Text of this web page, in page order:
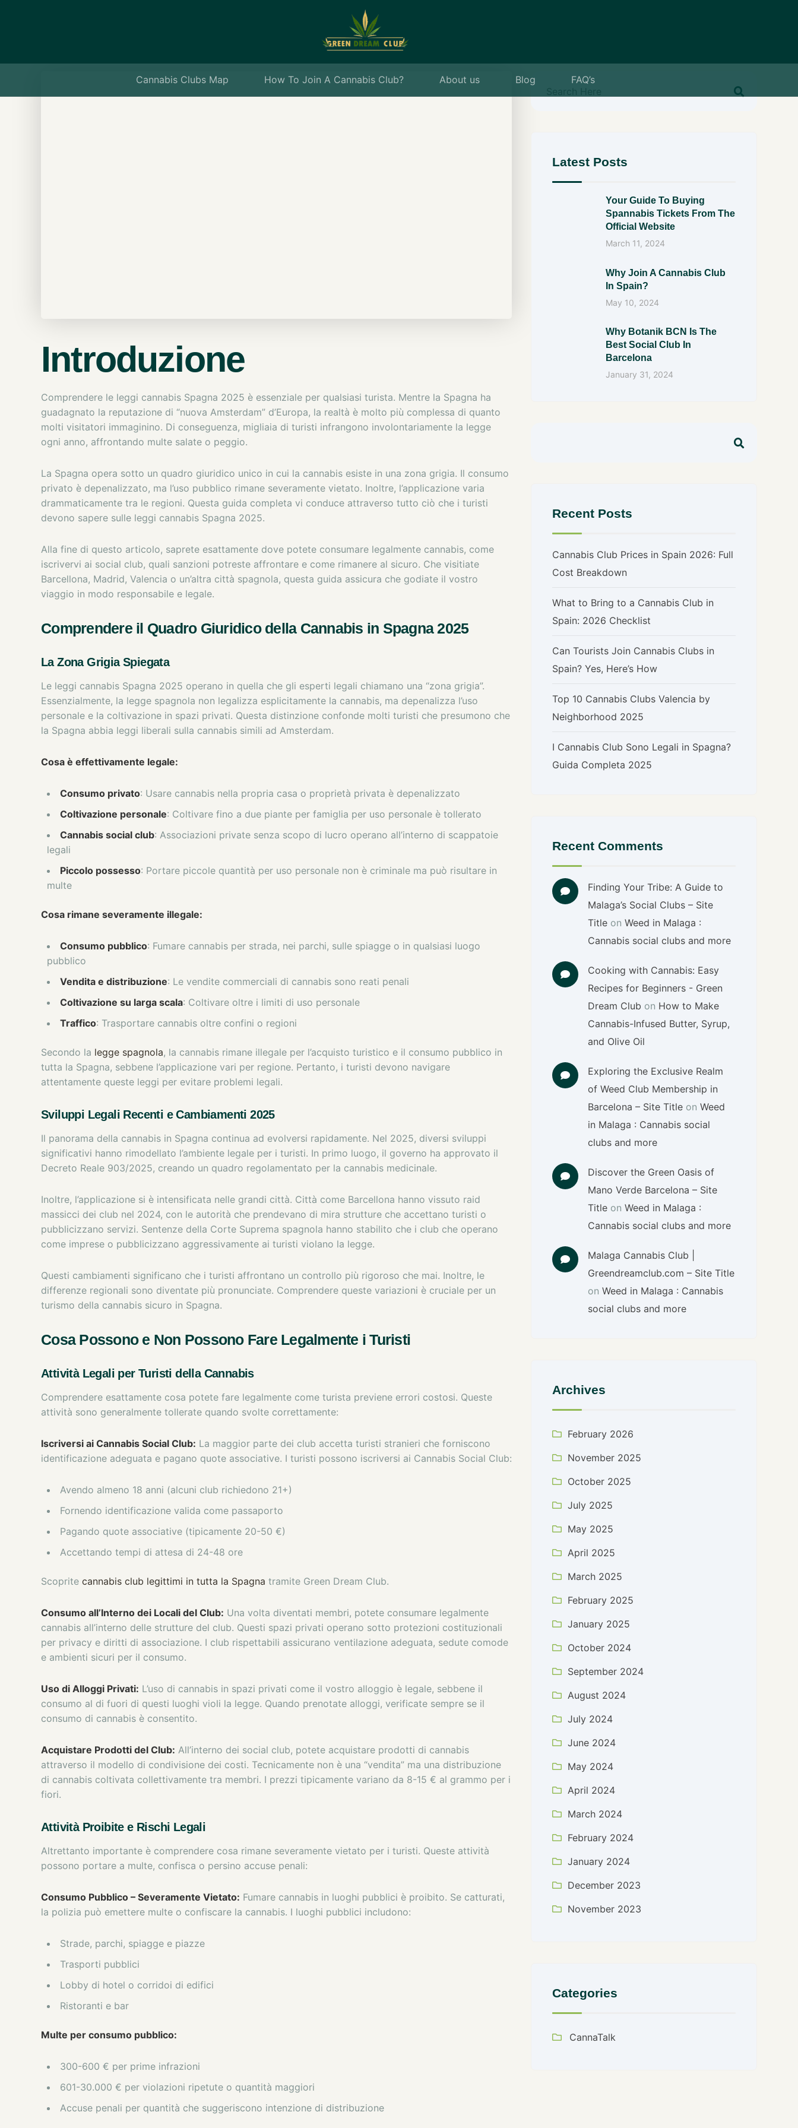
Cannabis Clubs Map How To Join A Cannabis Club? About us Blog FAQ’s
Introduzione
Comprendere le leggi cannabis Spagna 2025 è essenziale per qualsiasi turista. Mentre la Spagna ha
guadagnato la reputazione di “nuova Amsterdam” d’Europa, la realtà è molto più complessa di quanto
molti visitatori immaginino. Di conseguenza, migliaia di turisti infrangono involontariamente la legge
ogni anno, affrontando multe salate o peggio.
La Spagna opera sotto un quadro giuridico unico in cui la cannabis esiste in una zona grigia. Il consumo
privato è depenalizzato, ma l’uso pubblico rimane severamente vietato. Inoltre, l’applicazione varia
drammaticamente tra le regioni. Questa guida completa vi conduce attraverso tutto ciò che i turisti
devono sapere sulle leggi cannabis Spagna 2025.
Alla fine di questo articolo, saprete esattamente dove potete consumare legalmente cannabis, come
iscrivervi ai social club, quali sanzioni potreste affrontare e come rimanere al sicuro. Che visitiate
Barcellona, Madrid, Valencia o un’altra città spagnola, questa guida assicura che godiate il vostro
viaggio in modo responsabile e legale.
Comprendere il Quadro Giuridico della Cannabis in Spagna 2025
La Zona Grigia Spiegata
Le leggi cannabis Spagna 2025 operano in quella che gli esperti legali chiamano una “zona grigia”.
Essenzialmente, la legge spagnola non legalizza esplicitamente la cannabis, ma depenalizza l’uso
personale e la coltivazione in spazi privati. Questa distinzione confonde molti turisti che presumono che
la Spagna abbia leggi liberali sulla cannabis simili ad Amsterdam.
Cosa è effettivamente legale:
Consumo privato: Usare cannabis nella propria casa o proprietà privata è depenalizzato
Coltivazione personale: Coltivare fino a due piante per famiglia per uso personale è tollerato
Cannabis social club: Associazioni private senza scopo di lucro operano all’interno di scappatoie
legali
Piccolo possesso: Portare piccole quantità per uso personale non è criminale ma può risultare in
multe
Cosa rimane severamente illegale:
Consumo pubblico: Fumare cannabis per strada, nei parchi, sulle spiagge o in qualsiasi luogo
pubblico
Vendita e distribuzione: Le vendite commerciali di cannabis sono reati penali
Coltivazione su larga scala: Coltivare oltre i limiti di uso personale
Traffico: Trasportare cannabis oltre confini o regioni
Secondo la legge spagnola, la cannabis rimane illegale per l’acquisto turistico e il consumo pubblico in
tutta la Spagna, sebbene l’applicazione vari per regione. Pertanto, i turisti devono navigare
attentamente queste leggi per evitare problemi legali.
Sviluppi Legali Recenti e Cambiamenti 2025
Il panorama della cannabis in Spagna continua ad evolversi rapidamente. Nel 2025, diversi sviluppi
significativi hanno rimodellato l’ambiente legale per i turisti. In primo luogo, il governo ha approvato il
Decreto Reale 903/2025, creando un quadro regolamentato per la cannabis medicinale.
Inoltre, l’applicazione si è intensificata nelle grandi città. Città come Barcellona hanno vissuto raid
massicci dei club nel 2024, con le autorità che prendevano di mira strutture che accettano turisti o
pubblicizzano servizi. Sentenze della Corte Suprema spagnola hanno stabilito che i club che operano
come imprese o pubblicizzano aggressivamente ai turisti violano la legge.
Questi cambiamenti significano che i turisti affrontano un controllo più rigoroso che mai. Inoltre, le
differenze regionali sono diventate più pronunciate. Comprendere queste variazioni è cruciale per un
turismo della cannabis sicuro in Spagna.
Cosa Possono e Non Possono Fare Legalmente i Turisti
Attività Legali per Turisti della Cannabis
Comprendere esattamente cosa potete fare legalmente come turista previene errori costosi. Queste
attività sono generalmente tollerate quando svolte correttamente:
Iscriversi ai Cannabis Social Club: La maggior parte dei club accetta turisti stranieri che forniscono
identificazione adeguata e pagano quote associative. I turisti possono iscriversi ai Cannabis Social Club:
Avendo almeno 18 anni (alcuni club richiedono 21+)
Fornendo identificazione valida come passaporto
Pagando quote associative (tipicamente 20-50 €)
Accettando tempi di attesa di 24-48 ore
Scoprite cannabis club legittimi in tutta la Spagna tramite Green Dream Club.
Consumo all’Interno dei Locali del Club: Una volta diventati membri, potete consumare legalmente
cannabis all’interno delle strutture del club. Questi spazi privati operano sotto protezioni costituzionali
per privacy e diritti di associazione. I club rispettabili assicurano ventilazione adeguata, sedute comode
e ambienti sicuri per il consumo.
Uso di Alloggi Privati: L’uso di cannabis in spazi privati come il vostro alloggio è legale, sebbene il
consumo al di fuori di questi luoghi violi la legge. Quando prenotate alloggi, verificate sempre se il
consumo di cannabis è consentito.
Acquistare Prodotti del Club: All’interno dei social club, potete acquistare prodotti di cannabis
attraverso il modello di condivisione dei costi. Tecnicamente non è una “vendita” ma una distribuzione
di cannabis coltivata collettivamente tra membri. I prezzi tipicamente variano da 8-15 € al grammo per i
fiori.
Attività Proibite e Rischi Legali
Altrettanto importante è comprendere cosa rimane severamente vietato per i turisti. Queste attività
possono portare a multe, confisca o persino accuse penali:
Consumo Pubblico – Severamente Vietato: Fumare cannabis in luoghi pubblici è proibito. Se catturati,
la polizia può emettere multe o confiscare la cannabis. I luoghi pubblici includono:
Strade, parchi, spiagge e piazze
Trasporti pubblici
Lobby di hotel o corridoi di edifici
Ristoranti e bar
Multe per consumo pubblico:
300-600 € per prime infrazioni
601-30.000 € per violazioni ripetute o quantità maggiori
Accuse penali per quantità che suggeriscono intenzione di distribuzione
Latest Posts
Your Guide To Buying
Spannabis Tickets From The
Official Website
March 11, 2024
Why Join A Cannabis Club
In Spain?
May 10, 2024
Why Botanik BCN Is The
Best Social Club In
Barcelona
January 31, 2024
Recent Posts
Cannabis Club Prices in Spain 2026: Full
Cost Breakdown
What to Bring to a Cannabis Club in
Spain: 2026 Checklist
Can Tourists Join Cannabis Clubs in
Spain? Yes, Here’s How
Top 10 Cannabis Clubs Valencia by
Neighborhood 2025
I Cannabis Club Sono Legali in Spagna?
Guida Completa 2025
Recent Comments
Finding Your Tribe: A Guide to
Malaga’s Social Clubs – Site
Title onWeed in Malaga :
Cannabis social clubs and more
Cooking with Cannabis: Easy
Recipes for Beginners - Green
Dream Club on How to Make
Cannabis-Infused Butter, Syrup,
and Olive Oil
Exploring the Exclusive Realm
of Weed Club Membership in
Barcelona – Site Title onWeed
in Malaga : Cannabis social
clubs and more
Discover the Green Oasis of
Mano Verde Barcelona – Site
Title onWeed in Malaga :
Cannabis social clubs and more
Malaga Cannabis Club |
Greendreamclub.com – Site Title
onWeed in Malaga : Cannabis
social clubs and more
Archives
February 2026
November 2025
October 2025
July 2025
May 2025
April 2025
March 2025
February 2025
January 2025
October 2024
September 2024
August 2024
July 2024
June 2024
May 2024
April 2024
March 2024
February 2024
January 2024
December 2023
November 2023
Categories
CannaTalk